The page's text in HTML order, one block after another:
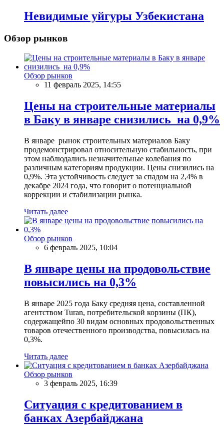
Невидимые уйгуры Узбекистана
Обзор рынков
Обзор рынков
11 февраль 2025, 14:55
Цены на строительные материалы
в Баку в январе снизились на 0,9%
В январе рынок строительных материалов Баку
продемонстрировал относительную стабильность, при
этом наблюдались незначительные колебания по
различным категориям продукции. Цены снизились на
0,9%. Эта устойчивость следует за спадом на 2,4% в
декабре 2024 года, что говорит о потенциальной
коррекции и стабилизации рынка.
Читать далее
Обзор рынков
6 февраль 2025, 10:04
В январе цены на продовольствие
повысились на 0,3%
В январе 2025 года Баку средняя цена, составленной
агентством Turan, потребительской корзины (ПК),
содержащейпо 30 видам основных продовольственных
товаров отечественного производства, повысилась на
0,3%.
Читать далее
Обзор рынков
3 февраль 2025, 16:39
Ситуация с кредитованием в
банках Азербайджана